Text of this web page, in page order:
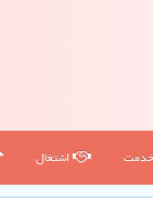
اشتغال